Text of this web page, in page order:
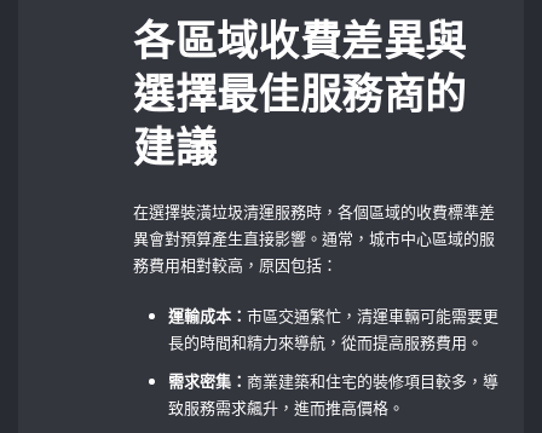
各區域收費差異與
選擇最佳服務商的
建議
在選擇裝潢垃圾清運服務時，各個區域的收費標準差
異會對預算產生直接影響。通常，城市中心區域的服
務費用相對較高，原因包括：
運輸成本：市區交通繁忙，清運車輛可能需要更
長的時間和精力來導航，從而提高服務費用。
需求密集：商業建築和住宅的裝修項目較多，導
致服務需求飆升，進而推高價格。